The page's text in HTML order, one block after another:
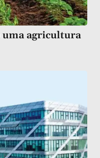
uma agricultura